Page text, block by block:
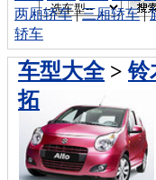
两厢轿车|三厢轿车|
轿车
车型大全>铃
拓